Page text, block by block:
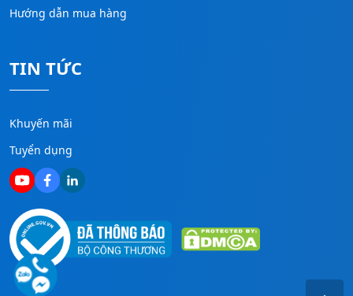
Hướng dẫn mua hàng
TIN TỨC
Khuyến mãi
Tuyển dụng